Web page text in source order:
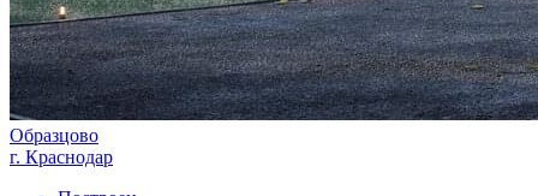
Образцово
г. Краснодар